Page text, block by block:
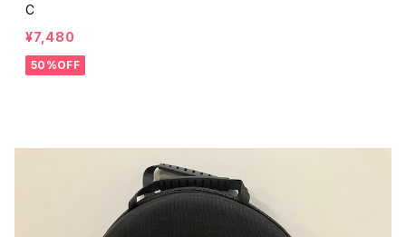
C
¥7,480
50%OFF